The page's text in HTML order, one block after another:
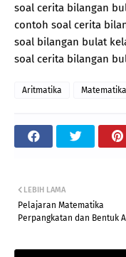
soal cerita bilangan
contoh soal cerita
soal bilangan bulat
soal cerita bilangan
Aritmatika Matematika
LEBIH LAMA
Pelajaran Matematika
Perpangkatan dan Bentuk